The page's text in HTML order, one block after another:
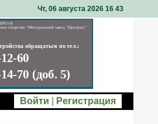
Чт, 06 августа 2026 16: 43
Войти Регистрация